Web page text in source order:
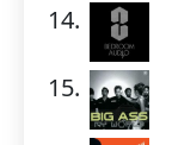
14.
15.